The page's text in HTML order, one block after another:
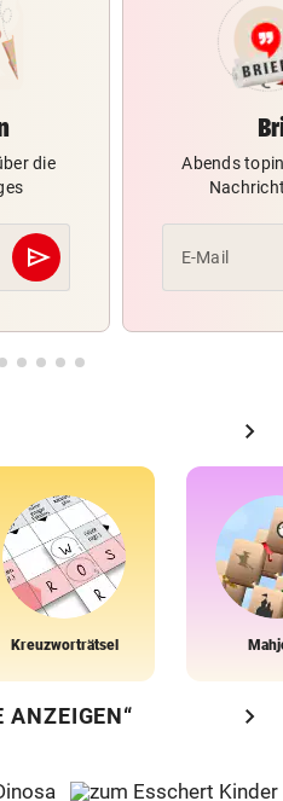
die
send
Abschicken
Abends
E-Mail
chevron_right
Kreuzworträtsel
ANZEIGEN“ chevron_right